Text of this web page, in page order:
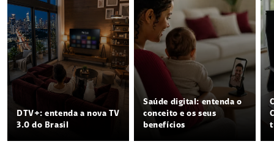
DTV+: entenda a nova TV
3.0 do Brasil
Saúde digital: entenda o
conceito e os seus
benefícios